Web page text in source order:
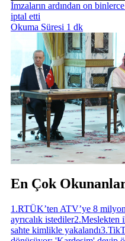
İmzaların ardından on
iptal etti
Okuma Süresi 1 dk
En Çok
1 .RTÜK’ten ATV’ye 8
ayrıcalık istediler2.Meslekten
sahte kimlikle yakalandı3.